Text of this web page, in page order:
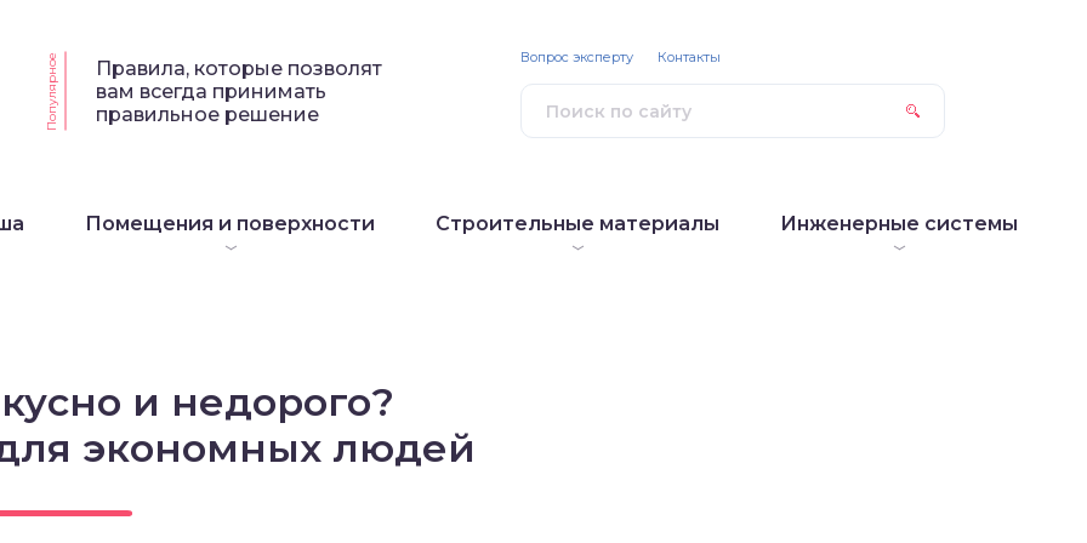
Популярное
Правила, которые позволят
вам всегда принимать
правильное решение
Помещения и поверхности Строительные материалы Инженерные системы
Вопрос эксперту Контакты
и недорого?
экономных людей